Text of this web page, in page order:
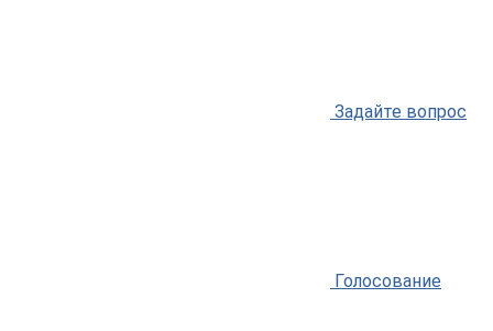
Задайте вопрос
Голосование